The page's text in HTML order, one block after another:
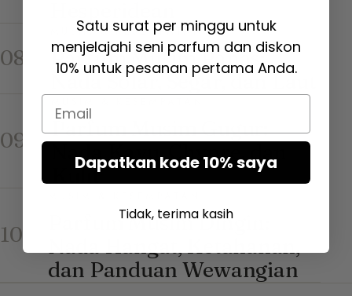
08
MUSIM & KESEMPATAN
Parfum Musim Panas:
Nada Solar, Segar, dan Laut
09
Parfum Musim Gugur:
Nada Kayu, Chypre, dan
Kulit
10
Parfum Musim Dingin:
Nada Hangat, Ketahanan,
dan Panduan Wewangian
Satu surat per minggu untuk
menjelajahi seni parfum dan diskon
10% untuk pesanan pertama Anda.
Email
Dapatkan kode 10% saya
Tidak, terima kasih